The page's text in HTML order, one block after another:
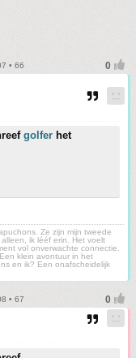
• 66
golfer het
Ze zijn mijn tweede
ik lééf erin. Het voelt
vol onverwachte connectie.
klein avontuur in het
en ik? Een onafscheidelijk
• 67